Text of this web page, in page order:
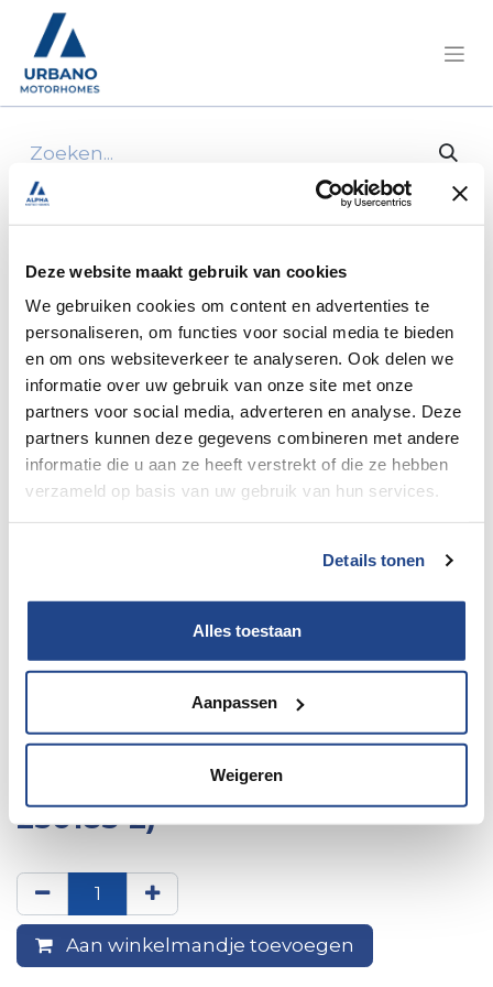
Deze website maakt gebruik van cookies
We gebruiken cookies om content en advertenties te
personaliseren, om functies voor social media te bieden
en om ons websiteverkeer te analyseren. Ook delen we
informatie over uw gebruik van onze site met onze
partners voor social media, adverteren en analyse. Deze
partners kunnen deze gegevens combineren met andere
informatie die u aan ze heeft verstrekt of die ze hebben
verzameld op basis van uw gebruik van hun services.
Details tonen
Alles toestaan
Aanpassen
Weigeren
Alle producten
12V verdeelbox DS560-CO-H (vervangt
12V verdeelbox DS560-CO-H
(vervangt 250189-115 en
250185-2)
Aan winkelmandje toevoegen